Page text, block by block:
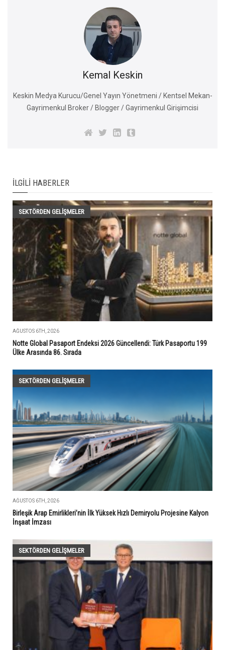
Kemal Keskin
Keskin Medya Kurucu/Genel Yayın Yönetmeni / Kentsel Mekan-
Gayrimenkul Broker / Blogger / Gayrimenkul Girişimcisi
İLGILI HABERLER
SEKTÖRDEN GELIŞMELER
AĞUSTOS 6TH, 2026
Notte Global Pasaport Endeksi 2026 Güncellendi: Türk Pasaportu 199
Ülke Arasında 86. Sırada
SEKTÖRDEN GELIŞMELER
AĞUSTOS 6TH, 2026
Birleşik Arap Emirlikleri’nin İlk Yüksek Hızlı Demiryolu Projesine Kalyon
İnşaat İmzası
SEKTÖRDEN GELIŞMELER